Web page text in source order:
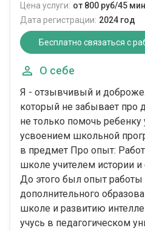
Цена услуги: от 800 руб/45
Дата регистрации: 2024 год
Бесплатно связаться с
О себе
Я - отзывчивый и
который не забывает про
не только помочь
усвоением школьной
в предмет Про опыт:
школе учителем истории и
До этого был опыт
дополнительного
школе и развитию
учусь в педагогическом